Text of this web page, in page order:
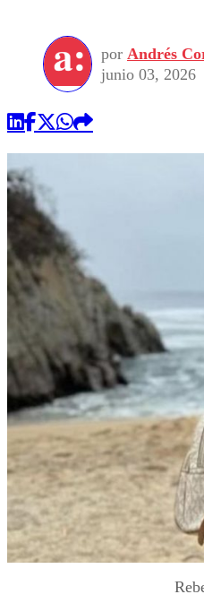
Torneo
Torneo
Internacional
Nacional
Programas
Comercial
por Andrés
junio 03, 2026